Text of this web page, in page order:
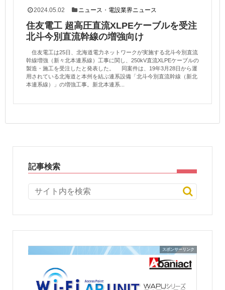
2024.05.02 ニュース ・ 電設業界ニュース
住友電工 超高圧直流XLPEケーブルを受注
北斗今別直流幹線の増強向け
住友電工は25日、北海道電力ネットワークが実施する北斗今別直流
幹線増強（新々北本連系線）工事に関し、250kV直流XLPEケーブルの
製造・施工を受注したと発表した。 同案件は、19年3月28日から運
用されている北海道と本州を結ぶ連系設備「北斗今別直流幹線（新北
本連系線）」の増強工事。新北本連系...
記事検索